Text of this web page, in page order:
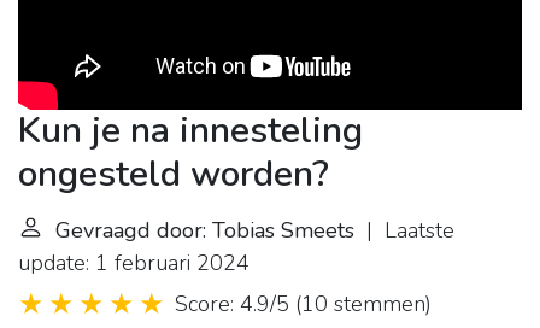
Kun je na innesteling
ongesteld worden?
Gevraagd door: Tobias Smeets | Laatste
update: 1 februari 2024
Score: 4.9/5 (10 stemmen)